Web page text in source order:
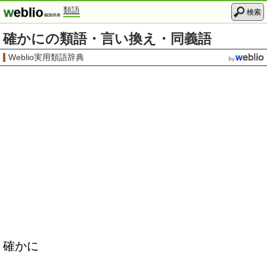
類語 検索
確かにの類語・言い換え・同義語
Weblio実用類語辞典
確かに